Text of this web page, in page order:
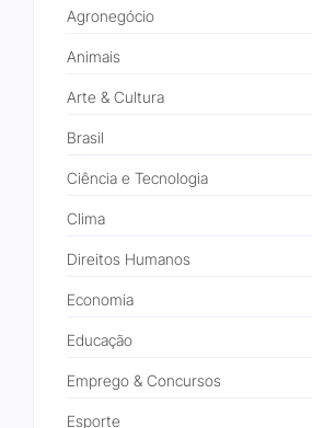
Agronegócio
Animais
Arte & Cultura
Brasil
Ciência e Tecnologia
Clima
Direitos Humanos
Economia
Educação
Emprego & Concursos
Esporte